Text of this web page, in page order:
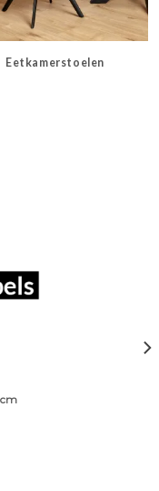
Eetkamerstoelen